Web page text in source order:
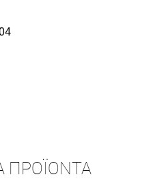
ΠΡΟΪΌΝΤΑ